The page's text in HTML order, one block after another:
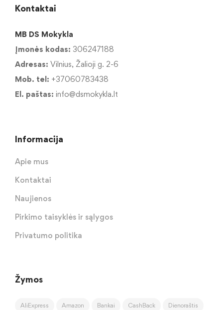
Kontaktai
MB DS Mokykla
Įmonės kodas: 306247188
Adresas: Vilnius, Žalioji g. 2-6
Mob. tel: +37060783438
El. paštas: info@dsmokykla.lt
Informacija
Apie mus
Kontaktai
Naujienos
Pirkimo taisyklės ir sąlygos
Privatumo politika
Žymos
AliExpress Amazon Bankai CashBack Dienoraštis